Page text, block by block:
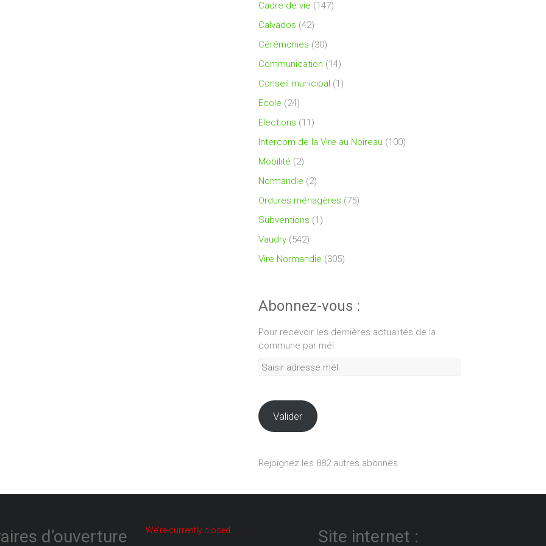
Cadre de vie (147)
Calvados (42)
Cérémonies (30)
Communication (14)
Conseil municipal (1)
Ecole (24)
Elections (11)
Intercom de la Vire au Noireau (100)
Mobilité (2)
Normandie (2)
Ordures ménagères (75)
Subventions (1)
Vaudry (542)
Vire Normandie (305)
Abonnez-vous :
Pour recevoir les dernières actualités de la
commune par mél.
Saisir
Valider
Rejoignez les 882 autres abonnés
d’ouverture We're currently closed. Site internet :